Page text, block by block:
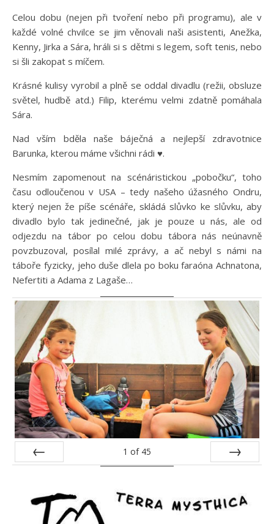
Celou dobu (nejen při tvoření nebo při programu), ale v
každé volné chvilce se jim věnovali naši asistenti, Anežka,
Kenny, Jirka a Sára, hráli si s dětmi s legem, soft tenis, nebo
si šli zakopat s míčem.
Krásné kulisy vyrobil a plně se oddal divadlu (režii, obsluze
světel, hudbě atd.) Filip, kterému velmi zdatně pomáhala
Sára.
Nad vším bděla naše báječná a nejlepší zdravotnice
Barunka, kterou máme všichni rádi ♥.
Nesmím zapomenout na scénáristickou „pobočku“, toho
času odloučenou v USA – tedy našeho úžasného Ondru,
který nejen že píše scénáře, skládá slůvko ke slůvku, aby
divadlo bylo tak jedinečné, jak je pouze u nás, ale od
odjezdu na tábor po celou dobu tábora nás neúnavně
povzbuzoval, posílal milé zprávy, a ač nebyl s námi na
táboře fyzicky, jeho duše dlela po boku faraóna Achnatona,
Nefertiti a Adama z Lagaše…
1 of 45